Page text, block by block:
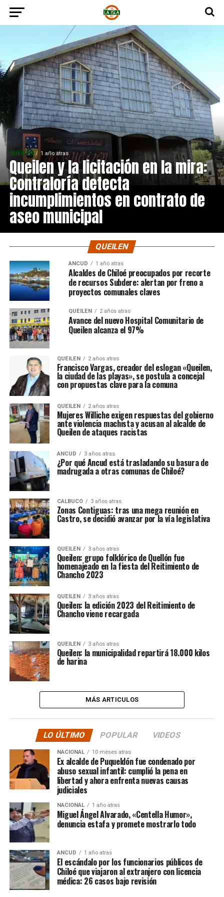
QUEILEN 1 año atras
Queilen y la licitación en la mira:
Contraloría detecta
incumplimientos en contrato de
aseo municipal
QUEILEN
ANCUD 1 año atras
Alcaldes de Chiloé preocupados por recorte
de recursos Subdere: alertan por freno a
proyectos comunales claves
QUEILEN 2 años atras
Avance del nuevo Hospital Comunitario de
Queilen alcanza el 97%
QUEILEN 2 años atras
Francisco Vargas, creador del eslogan «Queilen,
la ciudad de las playas», se postula a concejal
con propuestas clave para la comuna
QUEILEN 2 años atras
Mujeres Williche exigen respuestas del gobierno
ante violencia machista y acusan al alcalde de
Queilen de ataques racistas
ANCUD 3 años atras
¿Por qué Ancud está trasladando su basura de
madrugada a otras comunas de Chiloé?
CALBUCO 3 años atras
Zonas Contiguas: tras una mega reunión en
Castro, se decidió avanzar por la vía legislativa
QUEILEN 3 años atras
Queilen: grupo folklórico de Quellón fue
homenajeado en la fiesta del Reitimiento de
Chancho 2023
QUEILEN 3 años atras
Queilen: la edición 2023 del Reitimiento de
Chancho viene recargada
QUEILEN 3 años atras
Queilen: la municipalidad repartirá 18.000 kilos
de harina
MÁS ARTICULOS
LO ÚLTIMO POPULAR VIDEOS
NACIONAL 10 meses atras
Ex alcalde de Puqueldón fue condenado por
abuso sexual infantil: cumplió la pena en
libertad y ahora enfrenta nuevas causas
judiciales
NACIONAL 1 año atras
Miguel Ángel Alvarado, «Centella Humor»,
denuncia estafa y promete mostrarlo todo
ANCUD 1 año atras
El escándalo por los funcionarios públicos de
Chiloé que viajaron al extranjero con licencia
médica: 26 casos bajo revisión